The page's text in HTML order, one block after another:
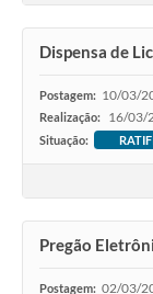
Dispensa de
Postagem: 10/03/
Realização: 16/03/
Situação:
Pregão
Postagem: 02/03/